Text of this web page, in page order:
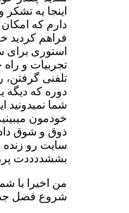
اینجا یه
دارم که امکان
فراهم کردید
استوری برای
تجربیات و
تلفنی گرفتن،
دوره که دیگه
شما نمیدونید
خودمون
ذوق و شوق
سایت رو
بششددددت
من اخیرا با
شروع فصل